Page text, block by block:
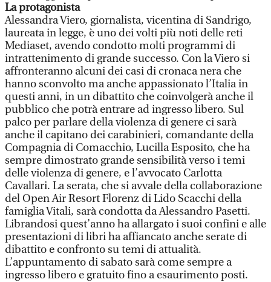
La protagonista
Alessandra Viero, giornalista, vicentina di Sandrigo,
laureata in legge, è uno dei volti più noti delle reti
Mediaset, avendo condotto molti programmi di
intrattenimento di grande successo. Con la Viero si
affronteranno alcuni dei casi di cronaca nera che
hanno sconvolto ma anche appassionato l’Italia in
questi anni, in un dibattito che coinvolgerà anche il
pubblico che potrà entrare ad ingresso libero. Sul
palco per parlare della violenza di genere ci sarà
anche il capitano dei carabinieri, comandante della
Compagnia di Comacchio, Lucilla Esposito, che ha
sempre dimostrato grande sensibilità verso i temi
delle violenza di genere, e l’avvocato Carlotta
Cavallari. La serata, che si avvale della collaborazione
del Open Air Resort Florenz di Lido Scacchi della
famiglia Vitali, sarà condotta da Alessandro Pasetti.
Librandosi quest’anno ha allargato i suoi confini e alle
presentazioni di libri ha affiancato anche serate di
dibattito e confronto su temi di attualità.
L’appuntamento di sabato sarà come sempre a
ingresso libero e gratuito fino a esaurimento posti.